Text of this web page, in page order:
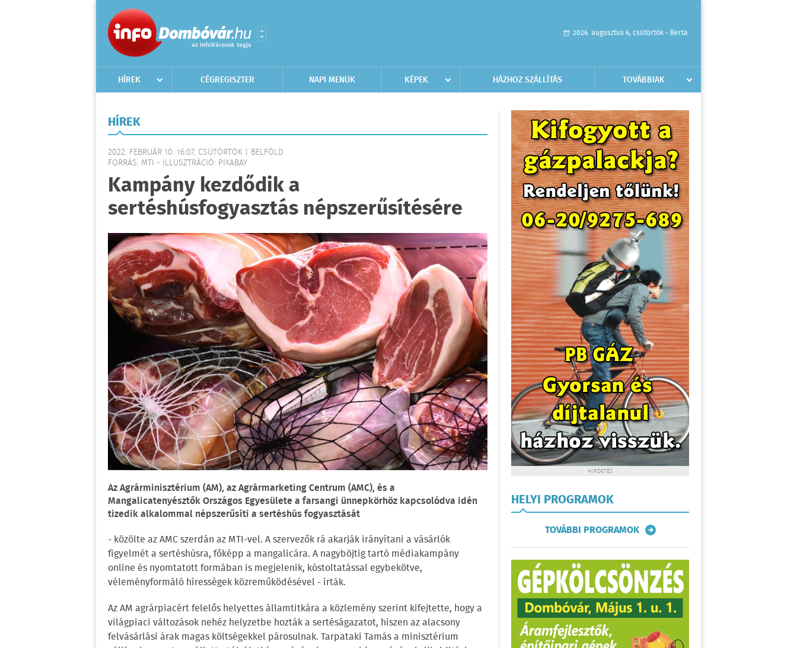
2026. augusztus 6, csütörtök - Berta
HÍREK CÉGREGISZTER NAPI MENÜK KÉPEK HÁZHOZ SZÁLLÍTÁS TOVÁBBIAK
HÍREK
2022. FEBRUÁR 10. 16:07, CSÜTÖRTÖK | BELFÖLD
FORRÁS: MTI - ILLUSZTRÁCIÓ: PIXABAY
Kampány kezdődik a
sertéshúsfogyasztás népszerűsítésére
Az Agrárminisztérium (AM), az Agrármarketing Centrum (AMC), és a
Mangalicatenyésztők Országos Egyesülete a farsangi ünnepkörhöz kapcsolódva idén
tizedik alkalommal népszerűsíti a sertéshús fogyasztását
- közölte az AMC szerdán az MTI-vel. A szervezők rá akarják irányítani a vásárlók
figyelmét a sertéshúsra, főképp a mangalicára. A nagyböjtig tartó médiakampány
online és nyomtatott formában is megjelenik, kóstoltatással egybekötve,
véleményformáló hírességek közreműködésével - írták.
Az AM agrárpiacért felelős helyettes államtitkára a közlemény szerint kifejtette, hogy a
világpiaci változások nehéz helyzetbe hozták a sertéságazatot, hiszen az alacsony
felvásárlási árak magas költségekkel párosulnak. Tarpataki Tamás a minisztérium
HIRDETÉS
HELYI PROGRAMOK
TOVÁBBI PROGRAMOK